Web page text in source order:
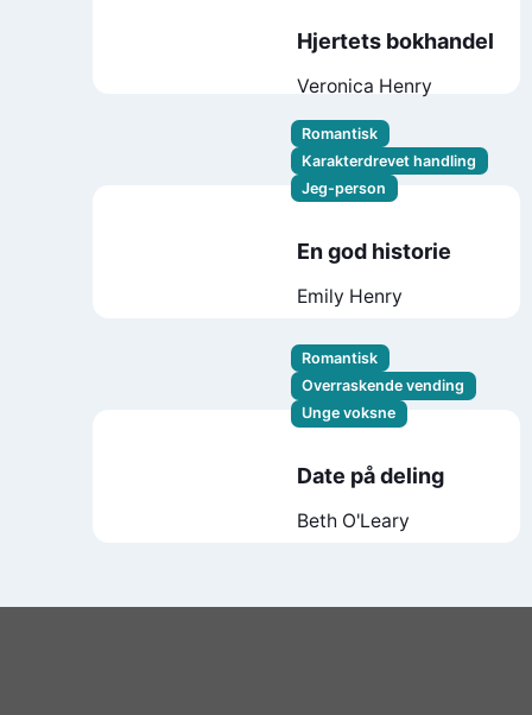
Hjertets bokhandel
Veronica Henry
Romantisk
Karakterdrevet handling
Jeg-person
En god historie
Emily Henry
Romantisk
Overraskende vending
Unge voksne
Date på deling
Beth O'Leary